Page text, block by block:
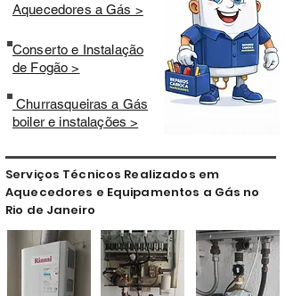
Aquecedores a Gás >
Conserto e Instalação
de Fogão >
Churrasqueiras a Gás
boiler e instalações >
Serviços Técnicos Realizados em
Aquecedores e Equipamentos a Gás no
Rio de Janeiro